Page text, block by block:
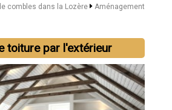
combles dans la Lozère
Aménagement
toiture par l'extérieur